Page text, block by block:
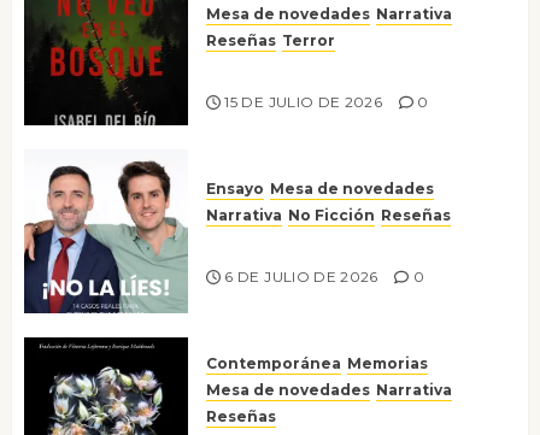
Mesa de novedades Narrativa
Reseñas Terror
15 DE JULIO DE 2026 0
Ensayo Mesa de novedades
Narrativa No Ficción Reseñas
6 DE JULIO DE 2026 0
Contemporánea Memorias
Mesa de novedades Narrativa
Reseñas